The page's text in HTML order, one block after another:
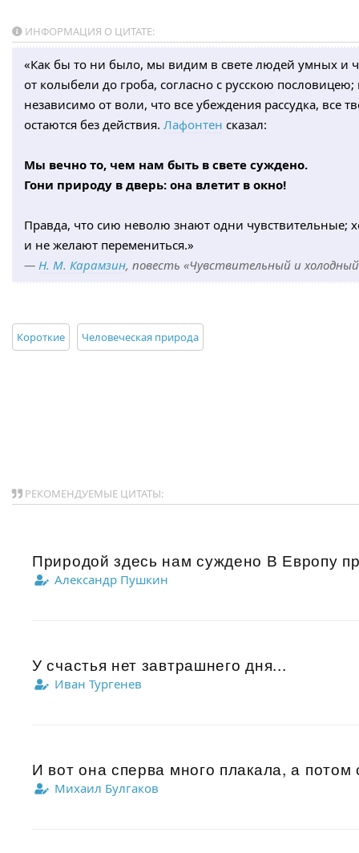
ИНФОРМАЦИЯ О ЦИТАТЕ:
«Как бы то ни было, мы видим в свете людей умных и
от колыбели до гроба, согласно с русскою пословицею;
независимо от воли, что все убеждения рассудка, все
остаются без действия. Лафонтен сказал:
Мы вечно то, чем нам быть в свете суждено.
Гони природу в дверь: она влетит в окно!
Правда, что сию неволю знают одни чувствительные;
и не желают перемениться.»
— Н. М. Карамзин, повесть «Чувствительный и
Короткие Человеческая природа
РЕКОМЕНДУЕМЫЕ ЦИТАТЫ:
Природой здесь нам суждено В Европу
Александр Пушкин
У счастья нет завтрашнего дня...
Иван Тургенев
И вот она сперва много плакала, а потом
Михаил Булгаков